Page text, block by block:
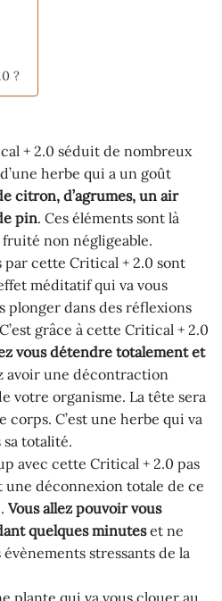
?
+ 2.0 séduit de nombreux
herbe qui a un goût
citron, d’agrumes, un air
pin. Ces éléments sont là
non négligeable.
par cette Critical + 2.0 sont
méditatif qui va vous
plonger dans des réflexions
grâce à cette Critical + 2.0
vous détendre totalement et
avoir une décontraction
votre organisme. La tête sera
corps. C’est une herbe qui va
sa totalité.
avec cette Critical + 2.0 pas
une déconnexion totale de ce
Vous allez pouvoir vous
quelques minuteset ne
stressants de la